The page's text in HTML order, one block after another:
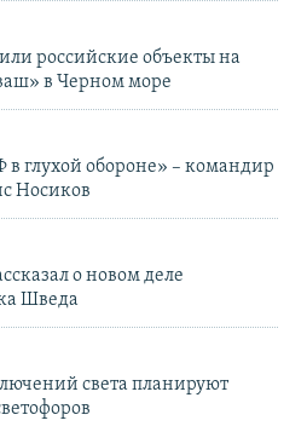
российские объекты на
в Черном море
глухой обороне» – командир
Носиков
о новом деле
Шведа
света планируют